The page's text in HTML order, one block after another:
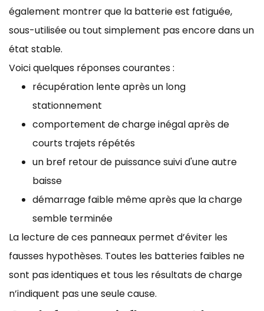
également montrer que la batterie est fatiguée,
sous-utilisée ou tout simplement pas encore dans un
état stable.
Voici quelques réponses courantes :
récupération lente après un long
stationnement
comportement de charge inégal après de
courts trajets répétés
un bref retour de puissance suivi d'une autre
baisse
démarrage faible même après que la charge
semble terminée
La lecture de ces panneaux permet d’éviter les
fausses hypothèses. Toutes les batteries faibles ne
sont pas identiques et tous les résultats de charge
n’indiquent pas une seule cause.